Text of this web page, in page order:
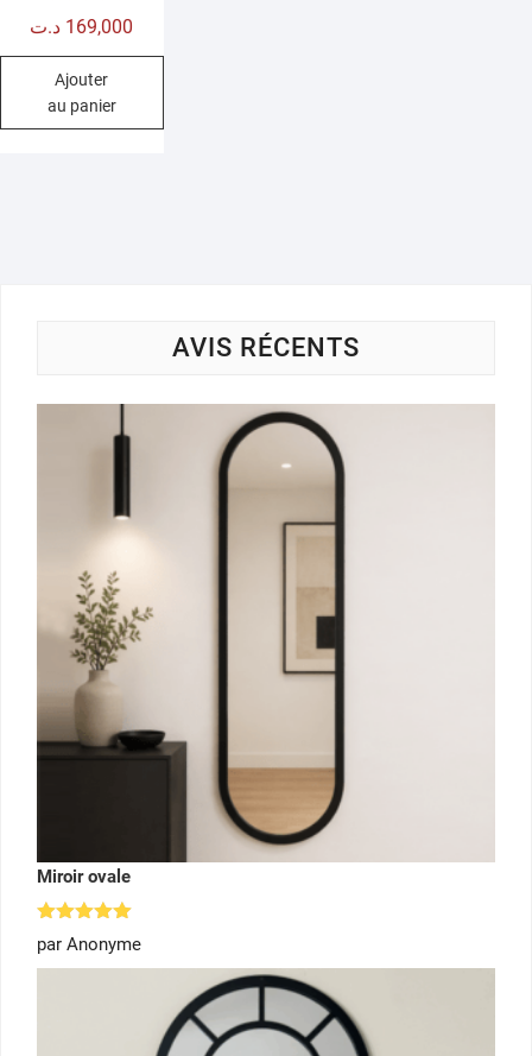
4.80
169,000 د.ت
Ajouter
au panier
AVIS RÉCENTS
Miroir ovale
Note
sur 5
par Anonyme